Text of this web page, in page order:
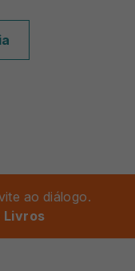
ao diálogo.
Livros